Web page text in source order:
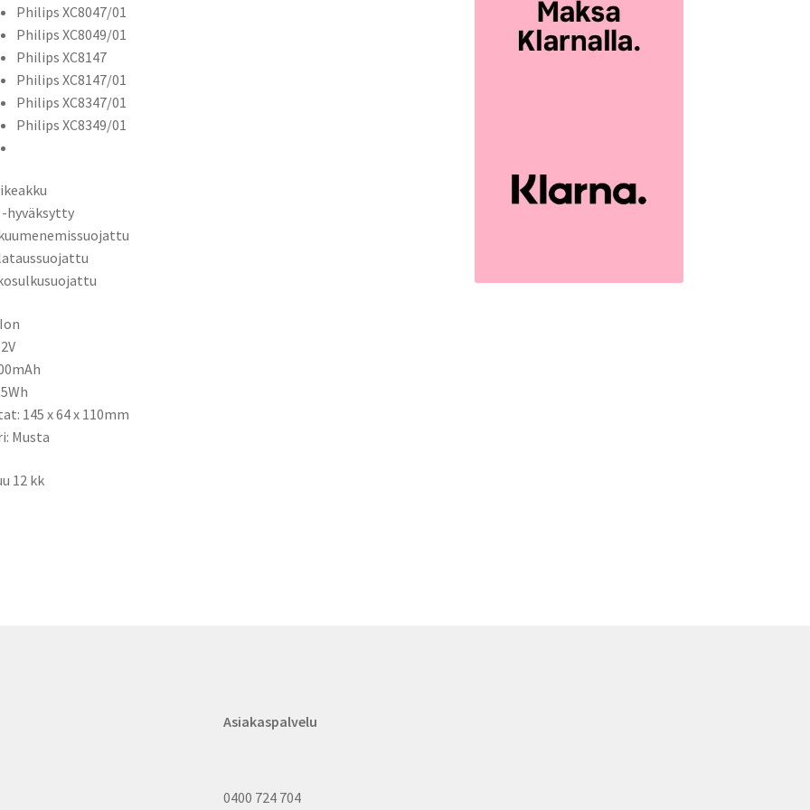
Philips XC8047/01
Philips XC8049/01
Philips XC8147
Philips XC8147/01
Philips XC8347/01
Philips XC8349/01
-hyväksytty
145 x 64 x 110mm
Musta
12 kk
Asiakaspalvelu
0400 724 704